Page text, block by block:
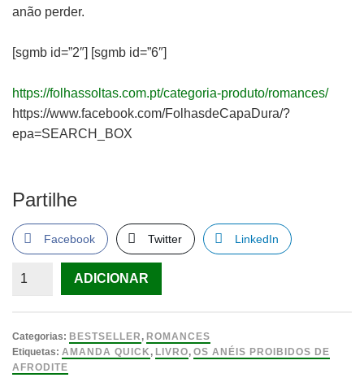
anão perder.
[sgmb id=”2″] [sgmb id=”6″]
https://folhassoltas.com.pt/categoria-produto/romances/
https://www.facebook.com/FolhasdeCapaDura/?
epa=SEARCH_BOX
Partilhe
Facebook Twitter LinkedIn
Quantidade
Anéis
Proibidos
de
ADICIONAR
Categorias: BESTSELLER , ROMANCES
Etiquetas: AMANDA QUICK , LIVRO, OS ANÉIS PROIBIDOS DE
AFRODITE